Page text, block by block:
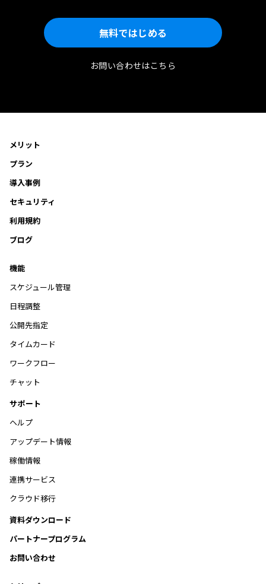
無料ではじめる
お問い合わせはこちら
メリット
プラン
導入事例
セキュリティ
利用規約
ブログ
機能
スケジュール管理
日程調整
公開先指定
タイムカード
ワークフロー
チャット
サポート
ヘルプ
アップデート情報
稼働情報
連携サービス
クラウド移行
資料ダウンロード
パートナープログラム
お問い合わせ